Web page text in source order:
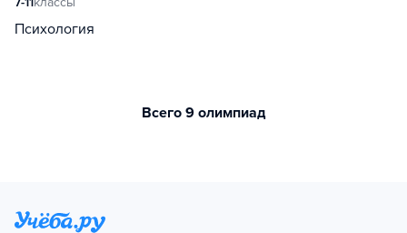
Психология
Всего 9 олимпиад